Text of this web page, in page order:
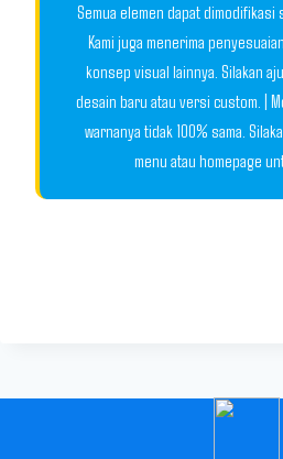
Semua elemen dapat dimodifikasi
Kami juga menerima
konsep visual lainnya. Silakan
desain baru atau versi custom. |
warnanya tidak 100% sama.
menu atau homepage